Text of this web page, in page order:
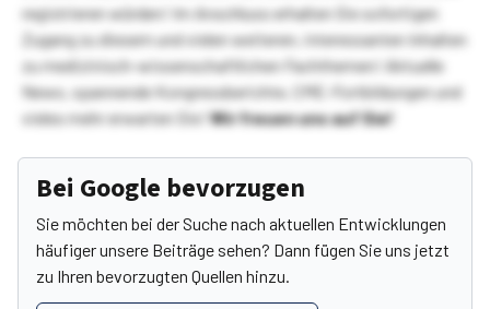
registrieren würden! Im Anschluss erhalten Sie sofortigen
Zugang zu diesem und vielen weiteren, interessanten Inhalten
zu medizinisch-wissenschaftlichen Fachthemen! Aktuelle
News, spannende Kongressberichte, CME-Fortbildungen und
vieles mehr erwarten Sie!Wir freuen uns auf Sie!
Bei Google bevorzugen
Sie möchten bei der Suche nach aktuellen Entwicklungen
häufiger unsere Beiträge sehen? Dann fügen Sie uns jetzt
zu Ihren bevorzugten Quellen hinzu.